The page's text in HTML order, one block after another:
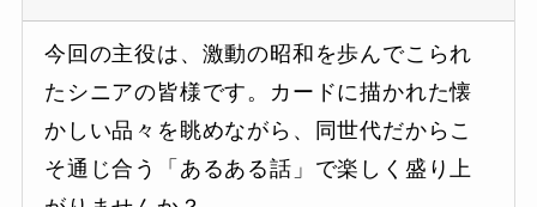
今回の主役は、激動の昭和を歩んでこられ
たシニアの皆様です。カードに描かれた懐
かしい品々を眺めながら、同世代だからこ
そ通じ合う「あるある話」で楽しく盛り上